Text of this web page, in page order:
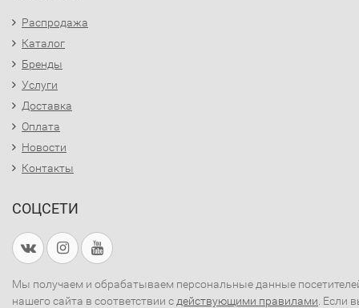
Распродажа
Каталог
Бренды
Услуги
Доставка
Оплата
Новости
Контакты
СОЦСЕТИ
Мы получаем и обрабатываем персональные данные
нашего сайта в соответствии с действующими правилами . Если